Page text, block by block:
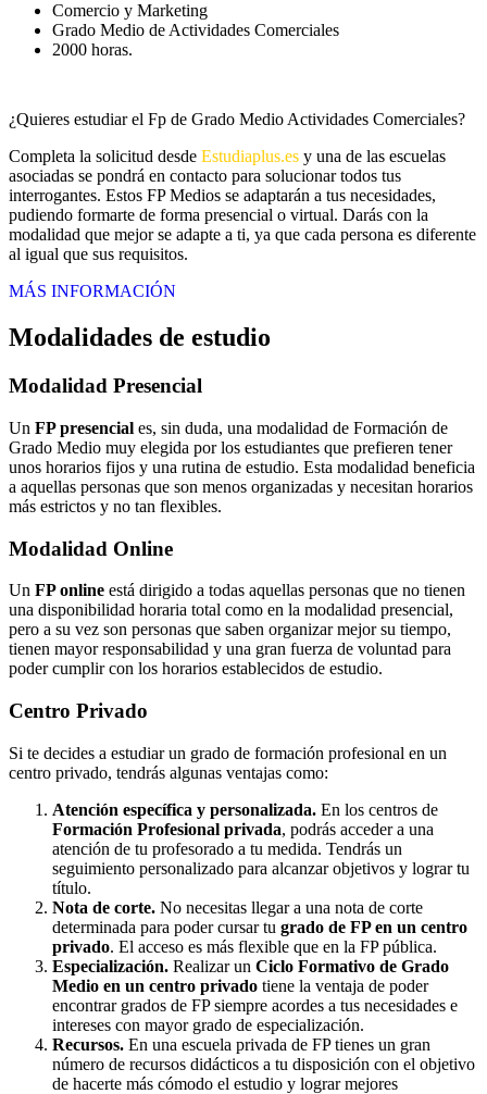
Comercio y Marketing
Grado Medio de Actividades Comerciales
2000 horas.
¿Quieres estudiar el Fp de Grado Medio Actividades Comerciales?
Completa la solicitud desde Estudiaplus.es y una de las escuelas
asociadas se pondrá en contacto para solucionar todos tus
interrogantes. Estos FP Medios se adaptarán a tus necesidades,
pudiendo formarte de forma presencial o virtual. Darás con la
modalidad que mejor se adapte a ti, ya que cada persona es diferente
al igual que sus requisitos.
MÁS INFORMACIÓN
Modalidades de estudio
Modalidad Presencial
Un FP presencial es, sin duda, una modalidad de Formación de
Grado Medio muy elegida por los estudiantes que prefieren tener
unos horarios fijos y una rutina de estudio. Esta modalidad beneficia
a aquellas personas que son menos organizadas y necesitan horarios
más estrictos y no tan flexibles.
Modalidad Online
Un FP online está dirigido a todas aquellas personas que no tienen
una disponibilidad horaria total como en la modalidad presencial,
pero a su vez son personas que saben organizar mejor su tiempo,
tienen mayor responsabilidad y una gran fuerza de voluntad para
poder cumplir con los horarios establecidos de estudio.
Centro Privado
Si te decides a estudiar un grado de formación profesional en un
centro privado, tendrás algunas ventajas como:
Atención específica y personalizada. En los centros de
Formación Profesional privada, podrás acceder a una
atención de tu profesorado a tu medida. Tendrás un
seguimiento personalizado para alcanzar objetivos y lograr tu
título.
Nota de corte. No necesitas llegar a una nota de corte
determinada para poder cursar tu grado de FP en un centro
privado. El acceso es más flexible que en la FP pública.
Especialización. Realizar un Ciclo Formativo de Grado
Medio en un centro privado tiene la ventaja de poder
encontrar grados de FP siempre acordes a tus necesidades e
intereses con mayor grado de especialización.
Recursos. En una escuela privada de FP tienes un gran
número de recursos didácticos a tu disposición con el objetivo
de hacerte más cómodo el estudio y lograr mejores